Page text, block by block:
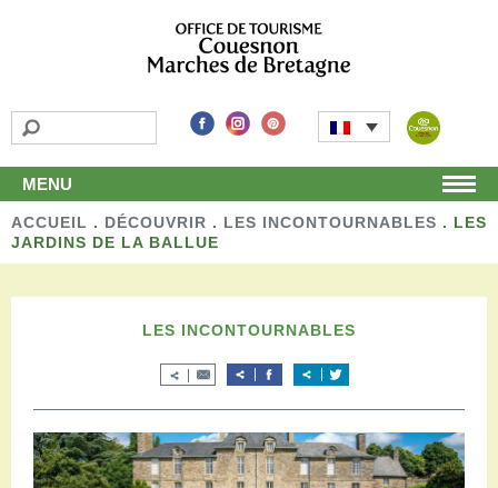
MENU
Accueil
Découvrir
Les activités de loisirs
Terroir et artisans
Autour de chez nous
Séjourner
Hébergements
ACCUEIL . DÉCOUVRIR . LES INCONTOURNABLES . LES
JARDINS DE LA BALLUE
LES INCONTOURNABLES